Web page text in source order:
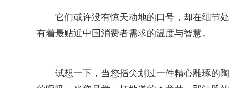
它们或许没有惊天动地的口号，却在细节
有着最贴近中国消费者需求的温度与智慧。
试想一下，当您指尖划过一件精心雕琢的